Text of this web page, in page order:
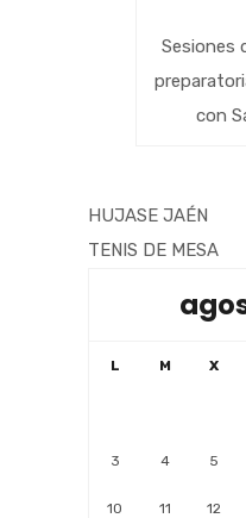
Sesiones
con
HUJASE JAÉN
TENIS DE MESA
L M X
3 4 5
10 11 12